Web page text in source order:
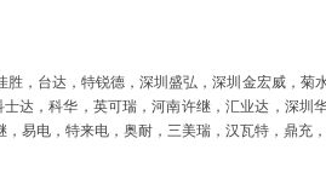
，台达，特锐德，深圳盛弘，深圳金宏威，菊
士达，科华，英可瑞，河南许继，汇业达，深圳
易电，特来电，奥耐，三美瑞，汉瓦特，鼎充